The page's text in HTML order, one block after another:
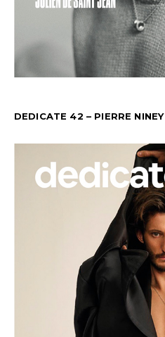
DEDICATE 42 – PIERRE NINEY